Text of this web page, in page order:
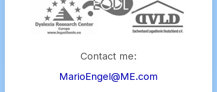
Contact me:
MarioEngel@ME.com